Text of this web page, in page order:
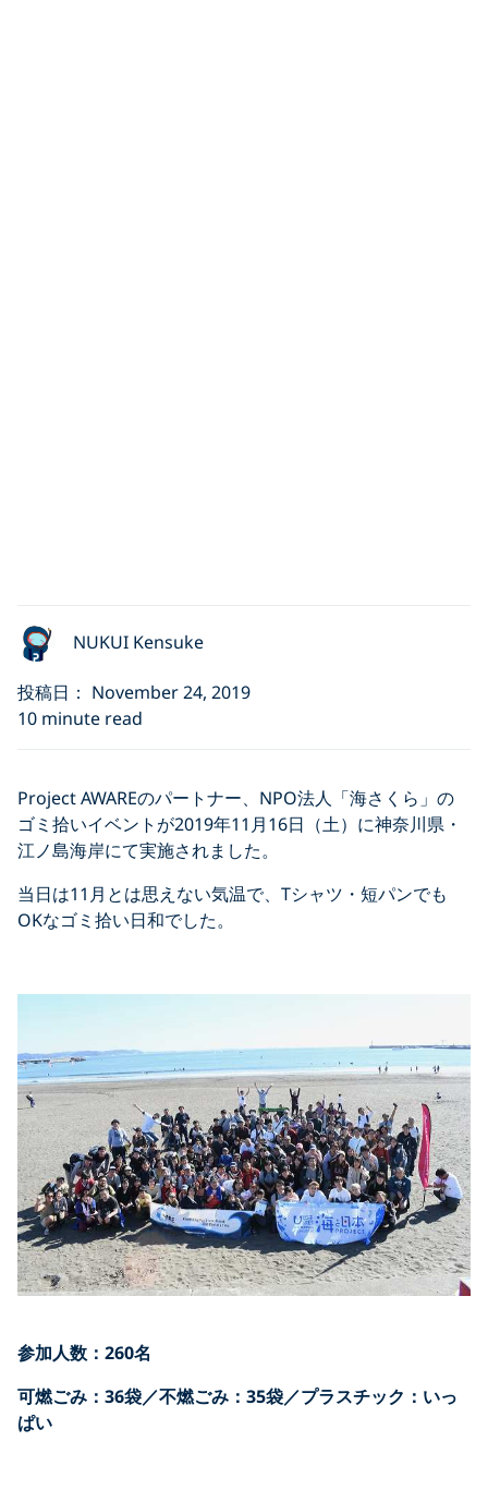
NUKUI Kensuke
投稿日： November 24, 2019
10 minute read
Project AWAREのパートナー、NPO法人「海さくら」の
ゴミ拾いイベントが2019年11月16日（土）に神奈川県・
江ノ島海岸にて実施されました。
当日は11月とは思えない気温で、Tシャツ・短パンでも
OKなゴミ拾い日和でした。
参加人数：260名
可燃ごみ：36袋／不燃ごみ：35袋／プラスチック：いっ
ぱい